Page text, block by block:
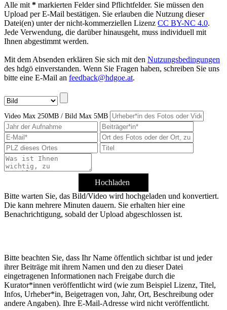
Alle mit * markierten Felder sind Pflichtfelder. Sie müssen den
Upload per E-Mail bestätigen. Sie erlauben die Nutzung dieser
Datei(en) unter der nicht-kommerziellen Lizenz CC BY-NC 4.0.
Jede Verwendung, die darüber hinausgeht, muss individuell mit
Ihnen abgestimmt werden.
Mit dem Absenden erklären Sie sich mit den Nutzungsbedingungen
des hdgö einverstanden. Wenn Sie Fragen haben, schreiben Sie uns
bitte eine E-Mail an feedback@hdgoe.at.
Video Max 250MB / Bild Max 5MB
Hochladen
Bitte warten Sie, das Bild/Video wird hochgeladen und konvertiert.
Die kann mehrere Minuten dauern. Sie erhalten hier eine
Benachrichtigung, sobald der Upload abgeschlossen ist.
Bitte beachten Sie, dass Ihr Name öffentlich sichtbar ist und jeder
ihrer Beiträge mit ihrem Namen und den zu dieser Datei
eingetragenen Informationen nach Freigabe durch die
Kurator*innen veröffentlicht wird (wie zum Beispiel Lizenz, Titel,
Infos, Urheber*in, Beigetragen von, Jahr, Ort, Beschreibung oder
andere Angaben). Ihre E-Mail-Adresse wird nicht veröffentlicht.